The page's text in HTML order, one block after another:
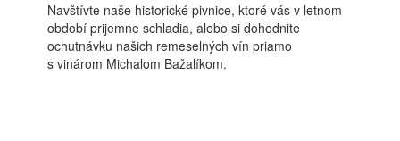
Navštívte naše historické pivnice, ktoré vás v letnom
období prijemne schladia, alebo si dohodnite
ochutnávku našich remeselných vín priamo
s vinárom Michalom Bažalíkom.